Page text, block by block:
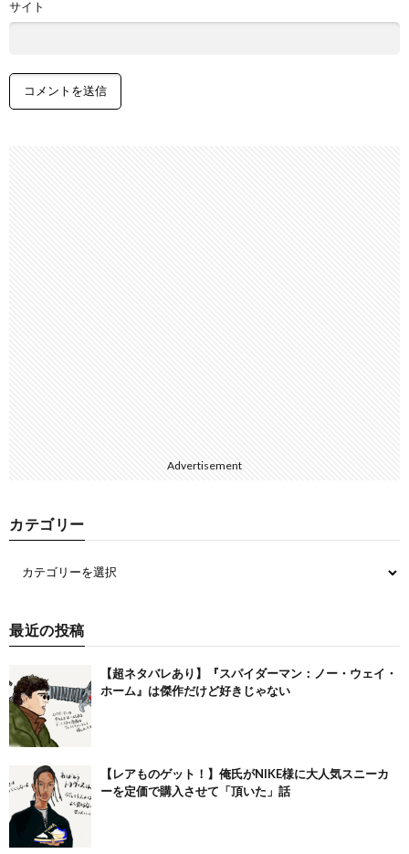
サイト
Advertisement
カテゴリー
最近の投稿
【超ネタバレあり】『スパイダーマン：ノー・ウェイ・
ホーム』は傑作だけど好きじゃない
【レアものゲット！】俺氏がNIKE様に大人気スニーカ
ーを定価で購入させて「頂いた」話